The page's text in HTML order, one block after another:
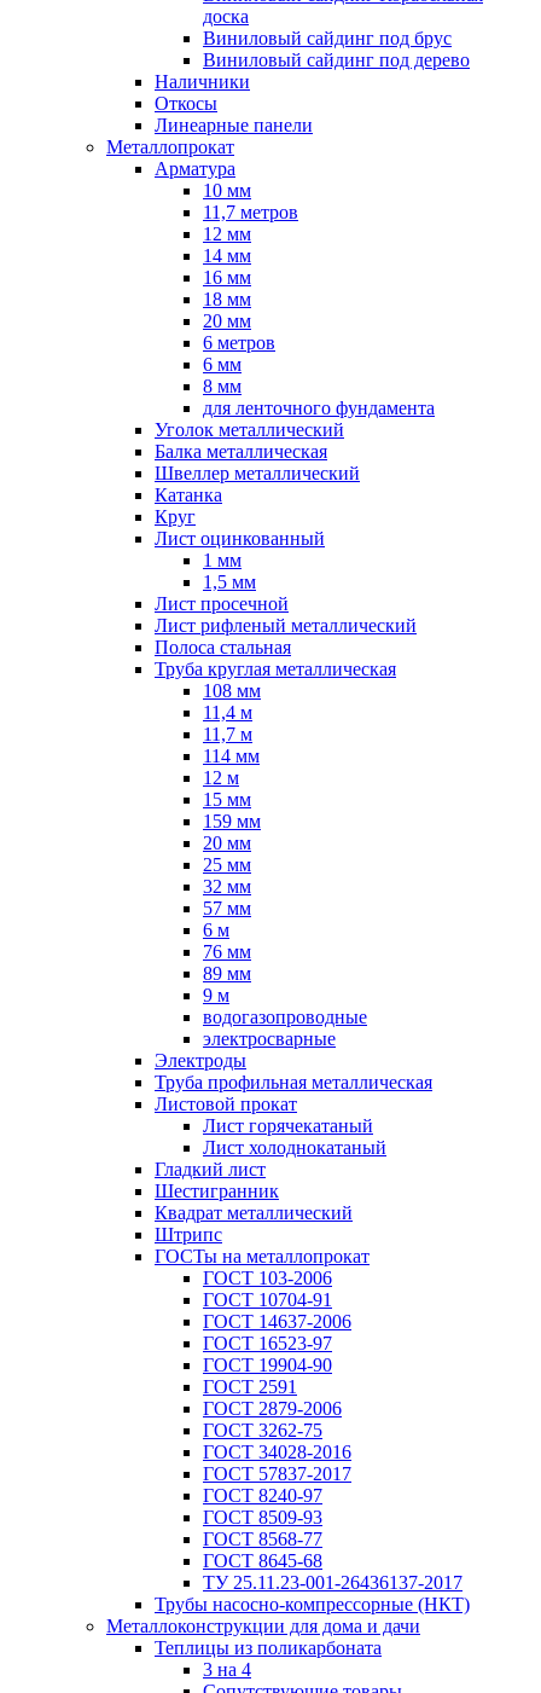
доска
Виниловый сайдинг под брус
Виниловый сайдинг под дерево
Наличники
Откосы
Линеарные панели
Металлопрокат
Арматура
10 мм
11,7 метров
12 мм
14 мм
16 мм
18 мм
20 мм
6 метров
6 мм
8 мм
для ленточного фундамента
Уголок металлический
Балка металлическая
Швеллер металлический
Катанка
Круг
Лист оцинкованный
1 мм
1,5 мм
Лист просечной
Лист рифленый металлический
Полоса стальная
Труба круглая металлическая
108 мм
11,4 м
11,7 м
114 мм
12 м
15 мм
159 мм
20 мм
25 мм
32 мм
57 мм
6 м
76 мм
89 мм
9 м
водогазопроводные
электросварные
Электроды
Труба профильная металлическая
Листовой прокат
Лист горячекатаный
Лист холоднокатаный
Гладкий лист
Шестигранник
Квадрат металлический
Штрипс
ГОСТы на металлопрокат
ГОСТ 103-2006
ГОСТ 10704-91
ГОСТ 14637-2006
ГОСТ 16523-97
ГОСТ 19904-90
ГОСТ 2591
ГОСТ 2879-2006
ГОСТ 3262-75
ГОСТ 34028-2016
ГОСТ 57837-2017
ГОСТ 8240-97
ГОСТ 8509-93
ГОСТ 8568-77
ГОСТ 8645-68
ТУ 25.11.23-001-26436137-2017
Трубы насосно-компрессорные (НКТ)
Металлоконструкции для дома и дачи
Теплицы из поликарбоната
3 на 4